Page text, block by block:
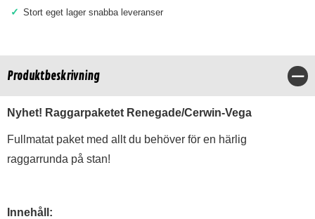
✓ Stort eget lager snabba leveranser
Produktbeskrivning
Nyhet! Raggarpaketet Renegade/Cerwin-Vega
Fullmatat paket med allt du behöver för en härlig
raggarrunda på stan!
Innehåll: